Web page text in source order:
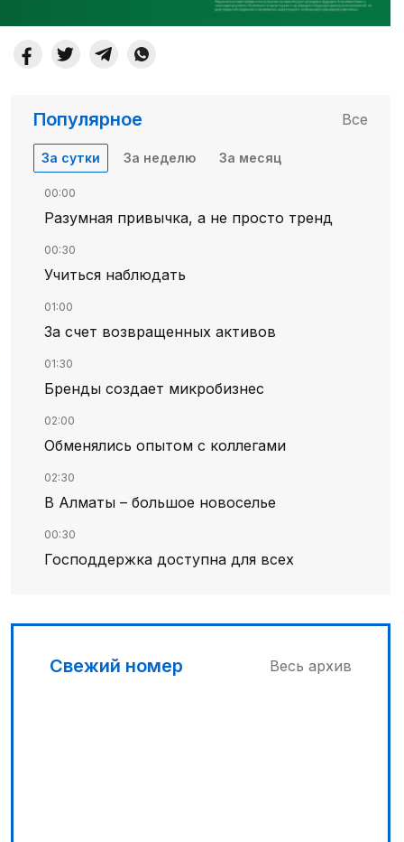
Популярное Все
За сутки За неделю За месяц
00:00
Разумная привычка, а не просто тренд
00:30
Учиться наблюдать
01:00
За счет возвращенных активов
01:30
Бренды создает микробизнес
02:00
Обменялись опытом с коллегами
02:30
В Алматы – большое новоселье
00:30
Господдержка доступна для всех
Продолжаются инспекционные поездки
Свежий номер Весь архив